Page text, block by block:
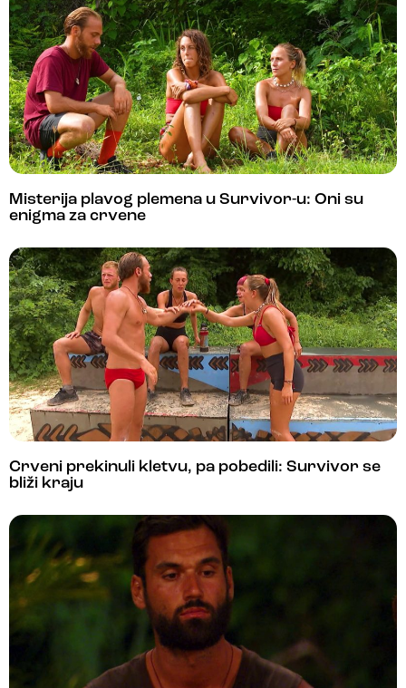
Misterija plavog plemena u Survivor-u: Oni su
enigma za crvene
Crveni prekinuli kletvu, pa pobedili: Survivor se
bliži kraju